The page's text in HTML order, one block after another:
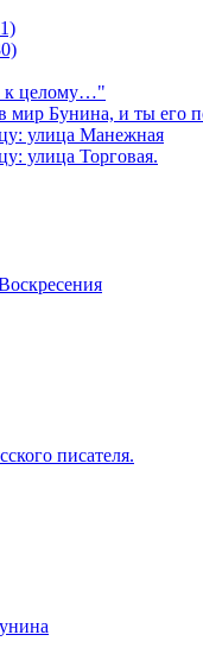
к целому…"
мир Бунина, и ты его
улица Манежная
улица Торговая.
писателя.